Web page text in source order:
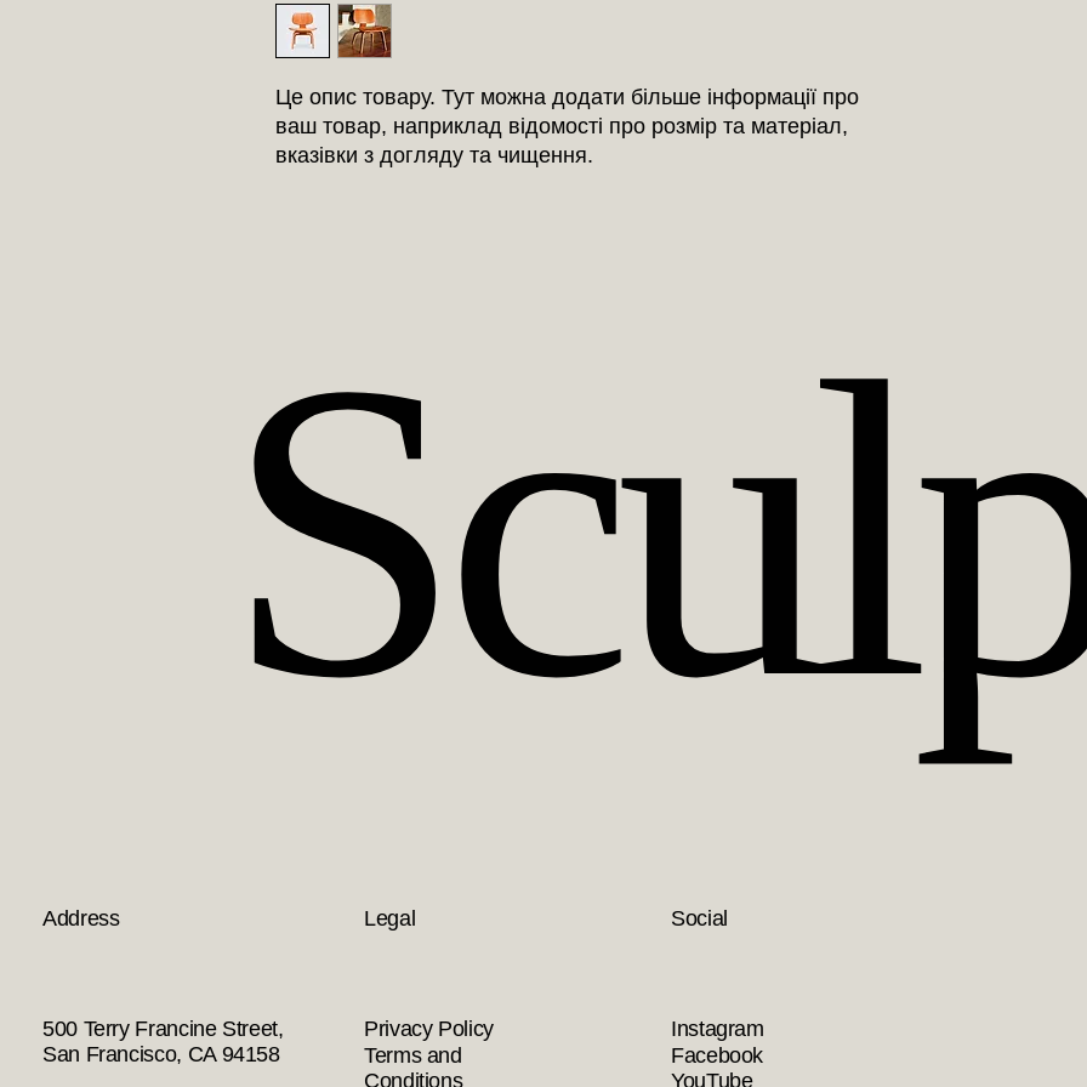
Це опис товару. Тут можна додати більше інформації про
ваш товар, наприклад відомості про розмір та матеріал,
вказівки з догляду та чищення.
Address
500 Terry Francine Street,
San Francisco, CA 94158
Legal
Privacy Policy
Terms and
Conditions
Social
Instagram
Facebook
YouTube